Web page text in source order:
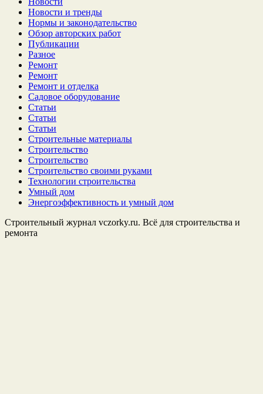
Новости и тренды
Нормы и законодательство
Обзор авторских работ
Публикации
Разное
Ремонт
Ремонт
Ремонт и отделка
Садовое оборудование
Статьи
Статьи
Статьи
Строительные материалы
Строительство
Строительство
Строительство своими руками
Технологии строительства
Умный дом
Энергоэффективность и умный дом
Строительный журнал vczorky.ru. Всё для строительства и
ремонта